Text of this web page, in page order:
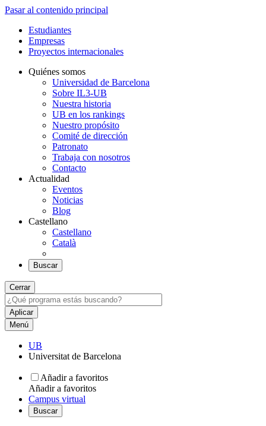
Pasar al contenido principal
Estudiantes
Empresas
Proyectos internacionales
Quiénes somos
Universidad de Barcelona
Sobre IL3-UB
Nuestra historia
UB en los rankings
Nuestro propósito
Comité de dirección
Patronato
Trabaja con nosotros
Contacto
Actualidad
Eventos
Noticias
Blog
Castellano
Castellano
Català
Buscar
Cerrar
Menú
UB
Universitat de Barcelona
Añadir a favoritos
Añadir a favoritos
Campus virtual
Buscar